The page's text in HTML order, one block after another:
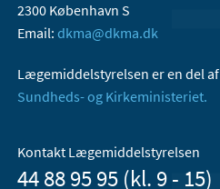
2300 København S
Email: dkma@dkma.dk
Lægemiddelstyrelsen er en del af
Sundheds- og Kirkeministeriet.
Kontakt Lægemiddelstyrelsen
44 88 95 95 (kl. 9 - 15)